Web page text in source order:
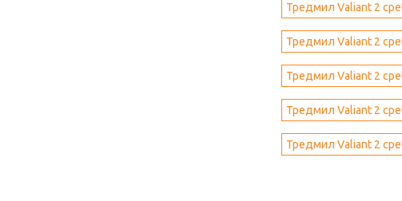
Тредмил Valiant 2
Тредмил Valiant 2
Тредмил Valiant 2
Тредмил Valiant 2
Тредмил Valiant 2